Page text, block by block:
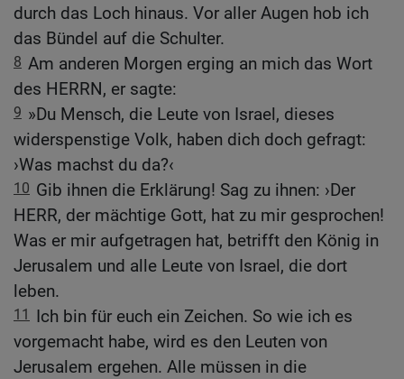
durch das Loch hinaus. Vor aller Augen hob ich
das Bündel auf die Schulter.
8 Am anderen Morgen erging an mich das Wort
des HERRN, er sagte:
9 »Du Mensch, die Leute von Israel, dieses
widerspenstige Volk, haben dich doch gefragt:
›Was machst du da?‹
10 Gib ihnen die Erklärung! Sag zu ihnen: ›Der
HERR, der mächtige Gott, hat zu mir gesprochen!
Was er mir aufgetragen hat, betrifft den König in
Jerusalem und alle Leute von Israel, die dort
leben.
11
Ich bin für euch ein Zeichen. So wie ich es
vorgemacht habe, wird es den Leuten von
Jerusalem ergehen. Alle müssen in die